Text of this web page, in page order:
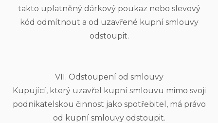
takto uplatněný dárkový poukaz nebo slevový
kód odmítnout a od uzavřené kupní smlouvy
odstoupit.
VII. Odstoupení od smlouvy
Kupující, který uzavřel kupní smlouvu mimo svoji
podnikatelskou činnost jako spotřebitel, má právo
od kupní smlouvy odstoupit.